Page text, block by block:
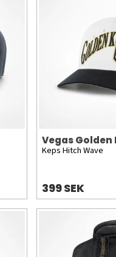
Vegas
Keps Hitch Wave
399 SEK